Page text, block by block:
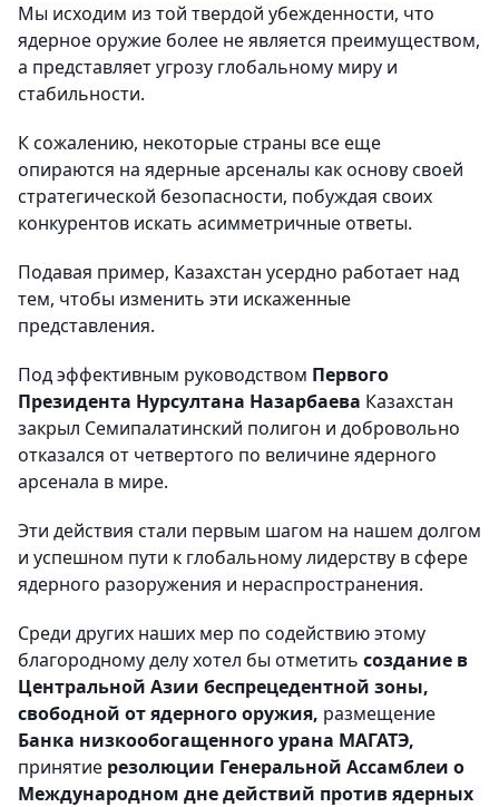
Мы исходим из той твердой убежденности, что
ядерное оружие более не является преимуществом,
а представляет угрозу глобальному миру и
стабильности.
К сожалению, некоторые страны все еще
опираются на ядерные арсеналы как основу своей
стратегической безопасности, побуждая своих
конкурентов искать асимметричные ответы.
Подавая пример, Казахстан усердно работает над
тем, чтобы изменить эти искаженные
представления.
Под эффективным руководством Первого
Президента Нурсултана Назарбаева Казахстан
закрыл Семипалатинский полигон и добровольно
отказался от четвертого по величине ядерного
арсенала в мире.
Эти действия стали первым шагом на нашем долгом
и успешном пути к глобальному лидерству в сфере
ядерного разоружения и нераспространения.
Среди других наших мер по содействию этому
благородному делу хотел бы отметить создание в
Центральной Азии беспрецедентной зоны,
свободной от ядерного оружия, размещение
Банка низкообогащенного урана МАГАТЭ,
принятие резолюции Генеральной Ассамблеи о
Международном дне действий против ядерных